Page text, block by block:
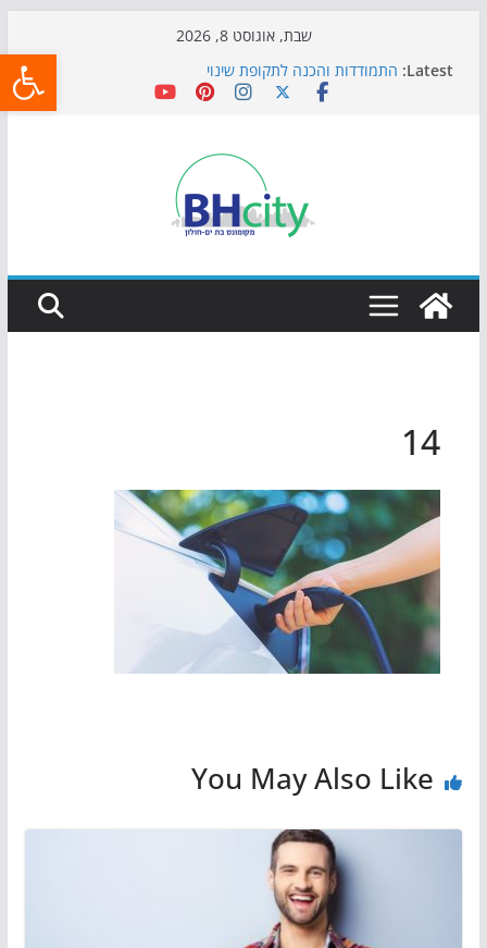
שבת, אוגוסט 8, 2026
Latest: התמודדות והכנה לתקופת שינוי
אי ההרפתקאות ממשיך לכבוש את הגינות: מאות משפחות
כדורגל באווירה מיוחדת: הקרנת גמר המונדיאל בטרמינל
הקיץ של בני הנוער בבת־ים: חוף הריביירה הופך למרחב
בטוח בשעות הערב
14
You May Also Like